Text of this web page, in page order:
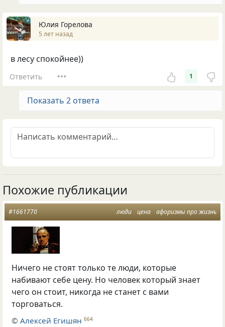
Юлия Горелова
5 лет назад
в лесу спокойнее))
Ответить 1
Показать 2 ответа
Похожие публикации
люди цена афоризмы про жизнь
#1661770
Ничего не стоят только те люди, которые
набивают себе цену. Но человек который знает
чего он стоит, никогда не станет с вами
торговаться.
©Алексей Егишян 664